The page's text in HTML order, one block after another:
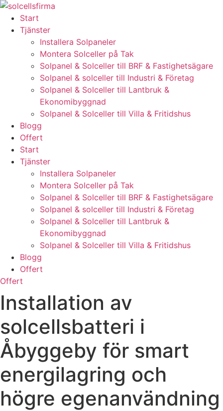
Skip
content
Start
Tjänster
Installera Solpaneler
Montera Solceller på Tak
Solpanel & Solceller till BRF & Fastighetsägare
Solpanel & solceller till Industri & Företag
Solpanel & Solceller till Lantbruk &
Ekonomibyggnad
Solpanel & Solceller till Villa & Fritidshus
Blogg
Offert
Start
Tjänster
Installera Solpaneler
Montera Solceller på Tak
Solpanel & Solceller till BRF & Fastighetsägare
Solpanel & solceller till Industri & Företag
Solpanel & Solceller till Lantbruk &
Ekonomibyggnad
Solpanel & Solceller till Villa & Fritidshus
Blogg
Offert
Offert
Installation av
solcellsbatteri i
Åbyggeby för smart
energilagring och
högre egenanvändning